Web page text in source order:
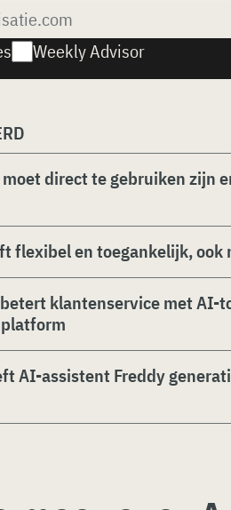
Weekly Advisor
direct te gebruiken zijn
flexibel en toegankelijk, ook
klantenservice met AI-
AI-assistent Freddy